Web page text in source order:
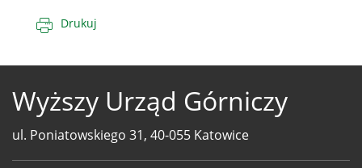
Drukuj
Wyższy Urząd Górniczy
ul. Poniatowskiego 31, 40-055 Katowice